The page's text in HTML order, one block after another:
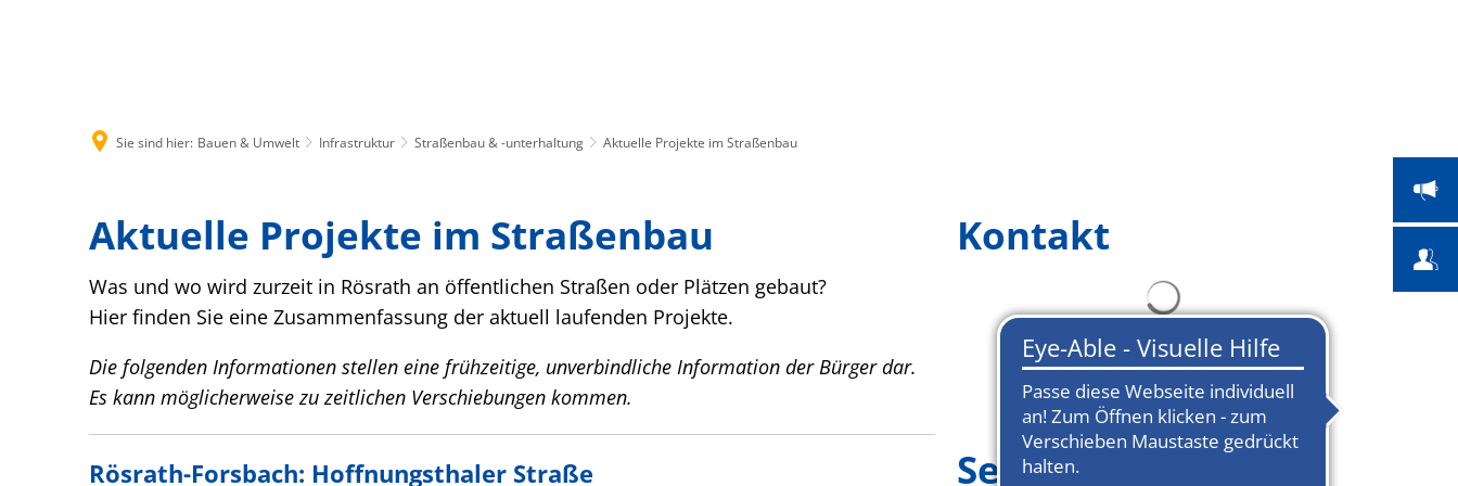
Sie sind hier: Bauen & Umwelt Infrastruktur Straßenbau & -unterhaltung Aktuelle Projekte im Straßenbau
Aktuelle
Projekte
Straßenbau
Aktuelle Projekte im Straßenbau
Was und wo wird zurzeit in Rösrath an öffentlichen Straßen oder Plätzen gebaut?
Hier finden Sie eine Zusammenfassung der aktuell laufenden Projekte.
Die folgenden Informationen stellen eine frühzeitige, unverbindliche Information der Bürger dar.
Es kann möglicherweise zu zeitlichen Verschiebungen kommen.
Rösrath-Forsbach: Hoffnungsthaler Straße
Kontakt
Seitenmenü